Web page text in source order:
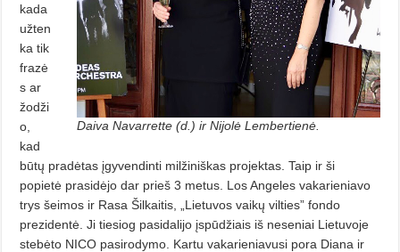
Daiva Navarrette (d.) ir Nijolė Lember­tie­nė.
kada
užten
ka tik
frazė
s ar
žodži
o,
kad
būtų pradėtas įgyvendinti milžiniškas projektas. Taip ir ši
popietė prasidėjo dar prieš 3 metus. Los Angeles vakarieniavo
trys šeimos ir Rasa Šilkaitis, „Lietuvos vaikų vilties” fondo
prezidentė. Ji tiesiog pasidalijo įspūdžiais iš neseniai Lietuvoje
stebėto NICO pasirodymo. Kartu vakarieniavusi pora Diana ir